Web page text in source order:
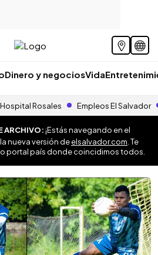
Dinero y negociosVida
Hospital Rosales Empleos El Salvador
ARCHIVO:¡Estás navegando en el
nueva versión deelsalvador.com . Te
portal país donde coincidimos todos.